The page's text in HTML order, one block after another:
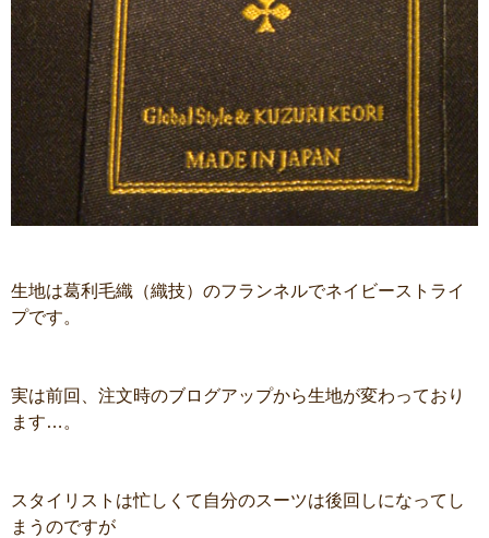
生地は葛利毛織（織技）のフランネルでネイビーストライ
プです。
実は前回、注文時のブログアップから生地が変わっており
ます…。
スタイリストは忙しくて自分のスーツは後回しになってし
まうのですが